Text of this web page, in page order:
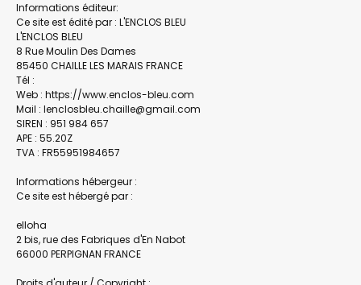
Informations éditeur:
Ce site est édité par : L'ENCLOS BLEU
L'ENCLOS BLEU
8 Rue Moulin Des Dames
85450 CHAILLE LES MARAIS FRANCE
Tél :
Web : https://www.enclos-bleu.com
Mail : lenclosbleu.chaille@gmail.com
SIREN : 951 984 657
APE : 55.20Z
TVA : FR55951984657
Informations hébergeur :
Ce site est hébergé par :
elloha
2 bis, rue des Fabriques d'En Nabot
66000 PERPIGNAN FRANCE